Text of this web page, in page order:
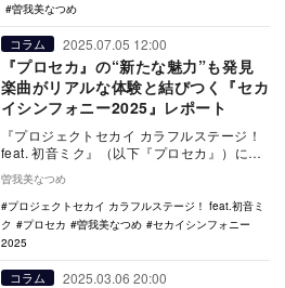
曽我美なつめ
コラム 2025.07.05 12:00
『プロセカ』の“新たな魅力”も発見
楽曲がリアルな体験と結びつく『セカ
イシンフォニー2025』レポート
『プロジェクトセカイ カラフルステージ！
feat. 初音ミク』（以下『プロセカ』）にお
ける『セカイシンフォニー2025』横浜公…
曽我美なつめ
プロジェクトセカイ カラフルステージ！ feat.初音ミ
ク
プロセカ 曽我美なつめ
セカイシンフォニー
2025
コラム 2025.03.06 20:00